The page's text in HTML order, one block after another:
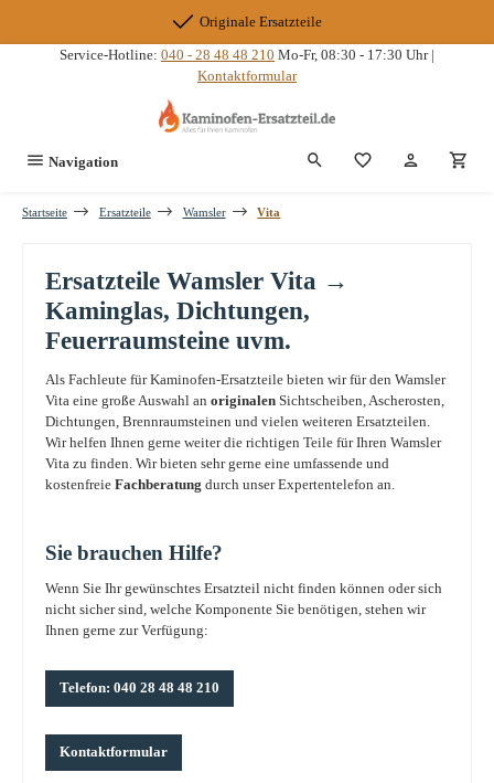
Originale Ersatzteile
Service-Hotline: 040 - 28 48 48 210 Mo-Fr, 08:30 - 17:30 Uhr |
Kontaktformular
Navigation Du hast 0
Startseite Ersatzteile Wamsler Vita
Ersatzteile Wamsler Vita →
Kaminglas, Dichtungen,
Feuerraumsteine uvm.
Als Fachleute für Kaminofen-Ersatzteile bieten wir für den Wamsler
Vita eine große Auswahl an originalen Sichtscheiben, Ascherosten,
Dichtungen, Brennraumsteinen und vielen weiteren Ersatzteilen.
Wir helfen Ihnen gerne weiter die richtigen Teile für Ihren Wamsler
Vita zu finden. Wir bieten sehr gerne eine umfassende und
kostenfreie Fachberatung durch unser Expertentelefon an.
Sie brauchen Hilfe?
Wenn Sie Ihr gewünschtes Ersatzteil nicht finden können oder sich
nicht sicher sind, welche Komponente Sie benötigen, stehen wir
Ihnen gerne zur Verfügung:
Telefon: 040 28 48 48 210
Kontaktformular